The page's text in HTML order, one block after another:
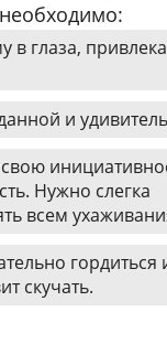
в глаза,
и
Нужно слегка
всем
гордиться
скучать.